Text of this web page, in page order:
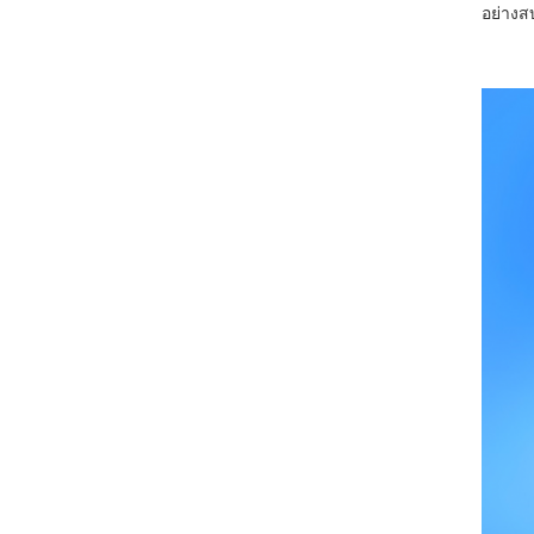
อย่างส